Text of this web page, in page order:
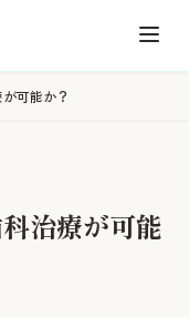
可能か？
治療が可能